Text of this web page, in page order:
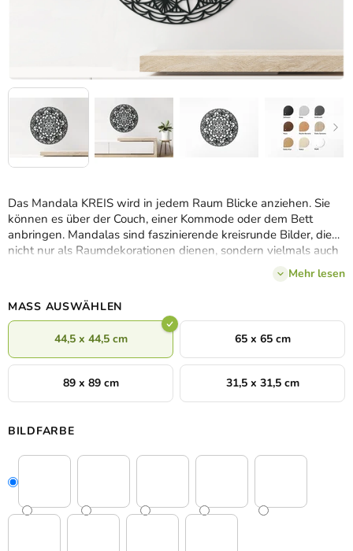
Das Mandala KREIS wird in jedem Raum Blicke anziehen. Sie
können es über der Couch, einer Kommode oder dem Bett
anbringen. Mandalas sind faszinierende kreisrunde Bilder, die
nicht nur als Raumdekorationen dienen, sondern vielmals auch
Mehr lesen
MASS AUSWÄHLEN
44,5 x 44,5 cm 65 x 65 cm
89 x 89 cm 31,5 x 31,5 cm
BILDFARBE